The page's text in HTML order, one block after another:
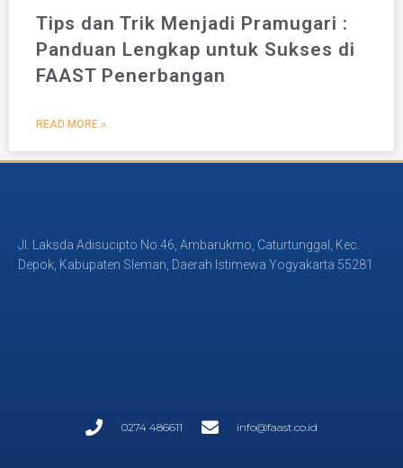
Tips dan Trik Menjadi Pramugari :
Panduan Lengkap untuk Sukses di
FAAST Penerbangan
READ MORE »
Jl. Laksda Adisucipto No.46, Ambarukmo, Caturtunggal, Kec.
Depok, Kabupaten Sleman, Daerah Istimewa Yogyakarta 55281
0274 486611 info@faast.co.id